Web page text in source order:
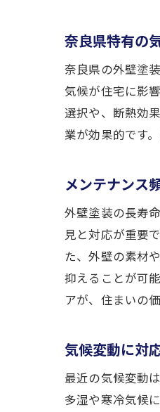
奈良県特有の
奈良県の外壁塗
気候が住宅に影
選択や、断熱効
業が効果的です
メンテナンス
外壁塗装の長寿
見と対応が重要
た、外壁の素材
抑えることが可
アが、住まいの
気候変動に対
最近の気候変動
多湿や寒冷気候